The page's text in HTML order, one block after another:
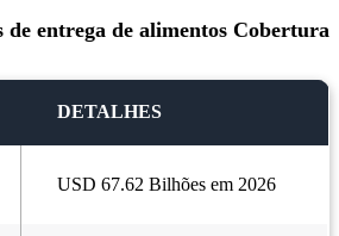
de entrega de alimentos Cobertura
DETALHES
USD 67.62 Bilhões em 2026